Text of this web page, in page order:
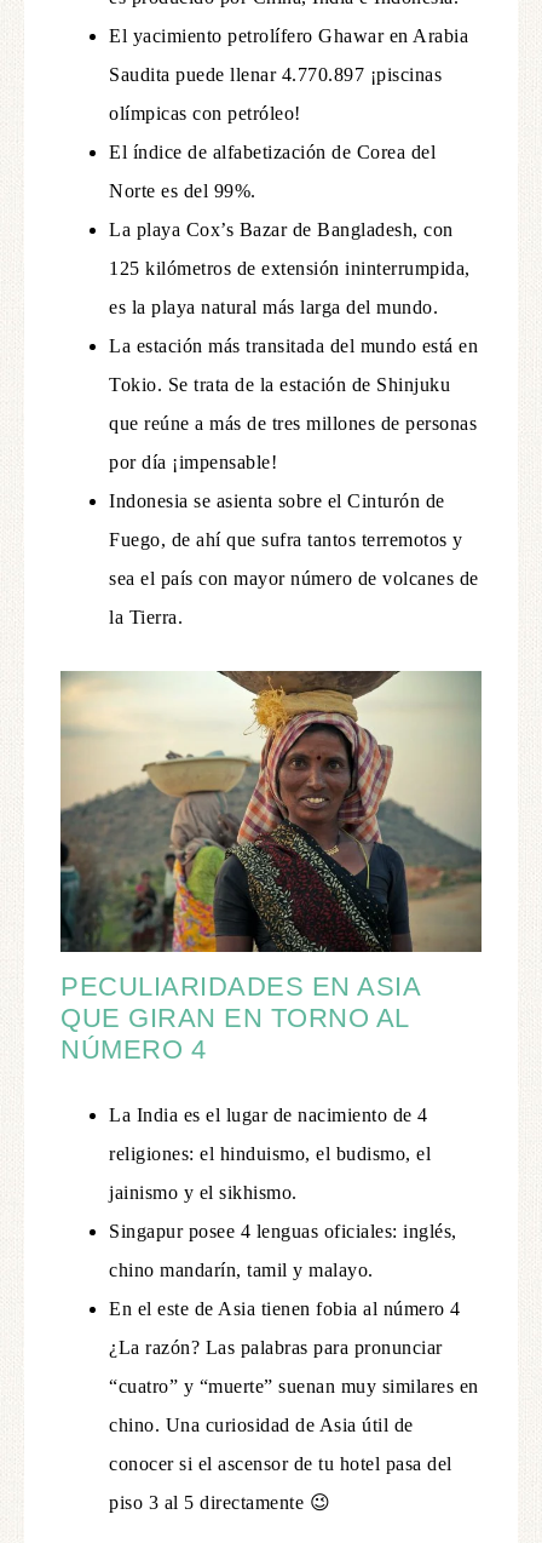
El yacimiento petrolífero Ghawar en Arabia
Saudita puede llenar 4.770.897 ¡piscinas
olímpicas con petróleo!
El índice de alfabetización de Corea del
Norte es del 99%.
La playa Cox’s Bazar de Bangladesh, con
125 kilómetros de extensión ininterrumpida,
es la playa natural más larga del mundo.
La estación más transitada del mundo está en
Tokio. Se trata de la estación de Shinjuku
que reúne a más de tres millones de personas
por día ¡impensable!
Indonesia se asienta sobre el Cinturón de
Fuego, de ahí que sufra tantos terremotos y
sea el país con mayor número de volcanes de
la Tierra.
PECULIARIDADES EN ASIA
QUE GIRAN EN TORNO AL
NÚMERO 4
La India es el lugar de nacimiento de 4
religiones: el hinduismo, el budismo, el
jainismo y el sikhismo.
Singapur posee 4 lenguas oficiales: inglés,
chino mandarín, tamil y malayo.
En el este de Asia tienen fobia al número 4
¿La razón? Las palabras para pronunciar
“cuatro” y “muerte” suenan muy similares en
chino. Una curiosidad de Asia útil de
conocer si el ascensor de tu hotel pasa del
piso 3 al 5 directamente 😉